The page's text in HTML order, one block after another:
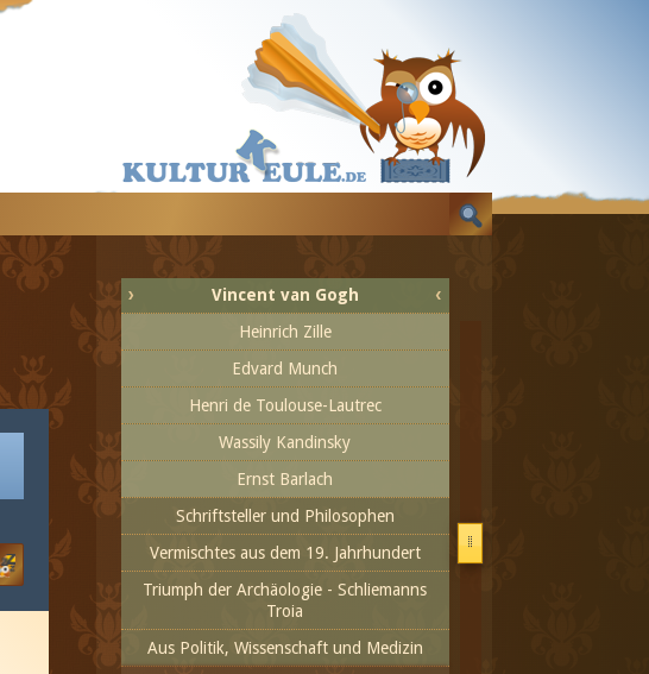
Herausragende Maler und Bildhauer
Honoré Daumier
Adolph von Menzel
Paul Cézanne
Claude Monet
Vincent van Gogh
Heinrich Zille
Edvard Munch
Henri de Toulouse-Lautrec
Wassily Kandinsky
Ernst Barlach
Schriftsteller und Philosophen
Vermischtes aus dem 19. Jahrhundert
Triumph der Archäologie - Schliemanns
Troia
Aus Politik, Wissenschaft und Medizin